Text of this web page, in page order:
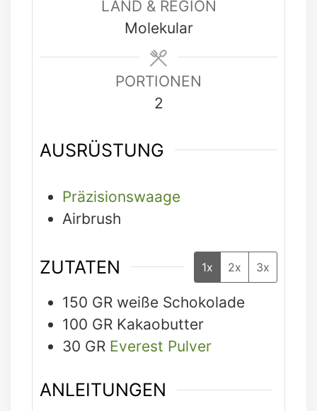
LAND & REGION
Molekular
PORTIONEN
2
AUSRÜSTUNG
Präzisionswaage
Airbrush
ZUTATEN 1x 2x 3x
150 GR weiße Schokolade
100 GR Kakaobutter
30 GR Everest Pulver
ANLEITUNGEN